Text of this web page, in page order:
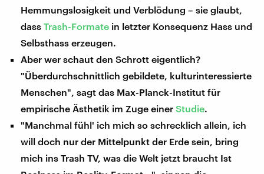
Hemmungslosigkeit und Verblödung – sie glaubt,
dassTrash-Formate in letzter Konsequenz Hass und
Selbsthass erzeugen.
Aber wer schaut den Schrott eigentlich?
"Überdurchschnittlich gebildete, kulturinteressierte
Menschen", sagt das Max-Planck-Institut für
empirische Ästhetik im Zuge einerStudie.
"Manchmal fühl' ich mich so schrecklich allein, ich
will doch nur der Mittelpunkt der Erde sein, bring
mich ins Trash TV, was die Welt jetzt braucht Ist